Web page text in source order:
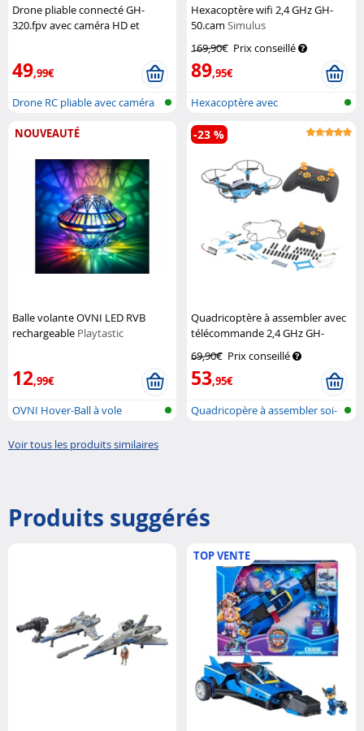
Drone pliable connecté GH-
320.fpv avec caméra HD et
49,99€
Drone RC pliable avec caméra
Hexacoptère wifi 2,4 GHz GH-
50.camSimulus
169,90€ Prix conseillé
89,95€
Hexacoptère avec
transmission vidéo...
NOUVEAUTÉ
Balle volante OVNI LED RVB
rechargeable Playtastic
12,99€
OVNI Hover-Ball à vole
Quadricoptère à assembler avec
télécommande 2,4 GHz GH-
69,90€ Prix conseillé
53,95€
-23 %
Quadricopère à assembler soi-
Voir tous les produits similaires
Produits suggérés
TOP VENTE